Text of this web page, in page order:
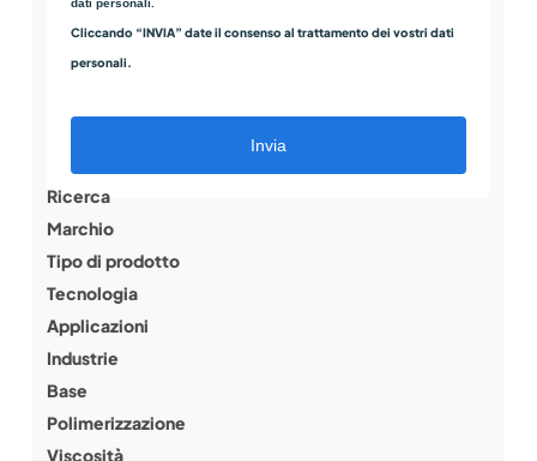
dati personali.
Cliccando “INVIA” date il consenso al trattamento dei vostri dati
personali.
Invia
Ricerca
Marchio
Tipo di prodotto
Tecnologia
Applicazioni
Industrie
Base
Polimerizzazione
Viscosità